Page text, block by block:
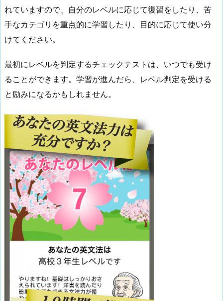
れていますので、自分のレベルに応じて復習をしたり、苦
手なカテゴリを重点的に学習したり、目的に応じて使い分
けてください。
最初にレベルを判定するチェックテストは、いつでも受け
ることができます。学習が進んだら、レベル判定を受ける
と励みになるかもしれません。